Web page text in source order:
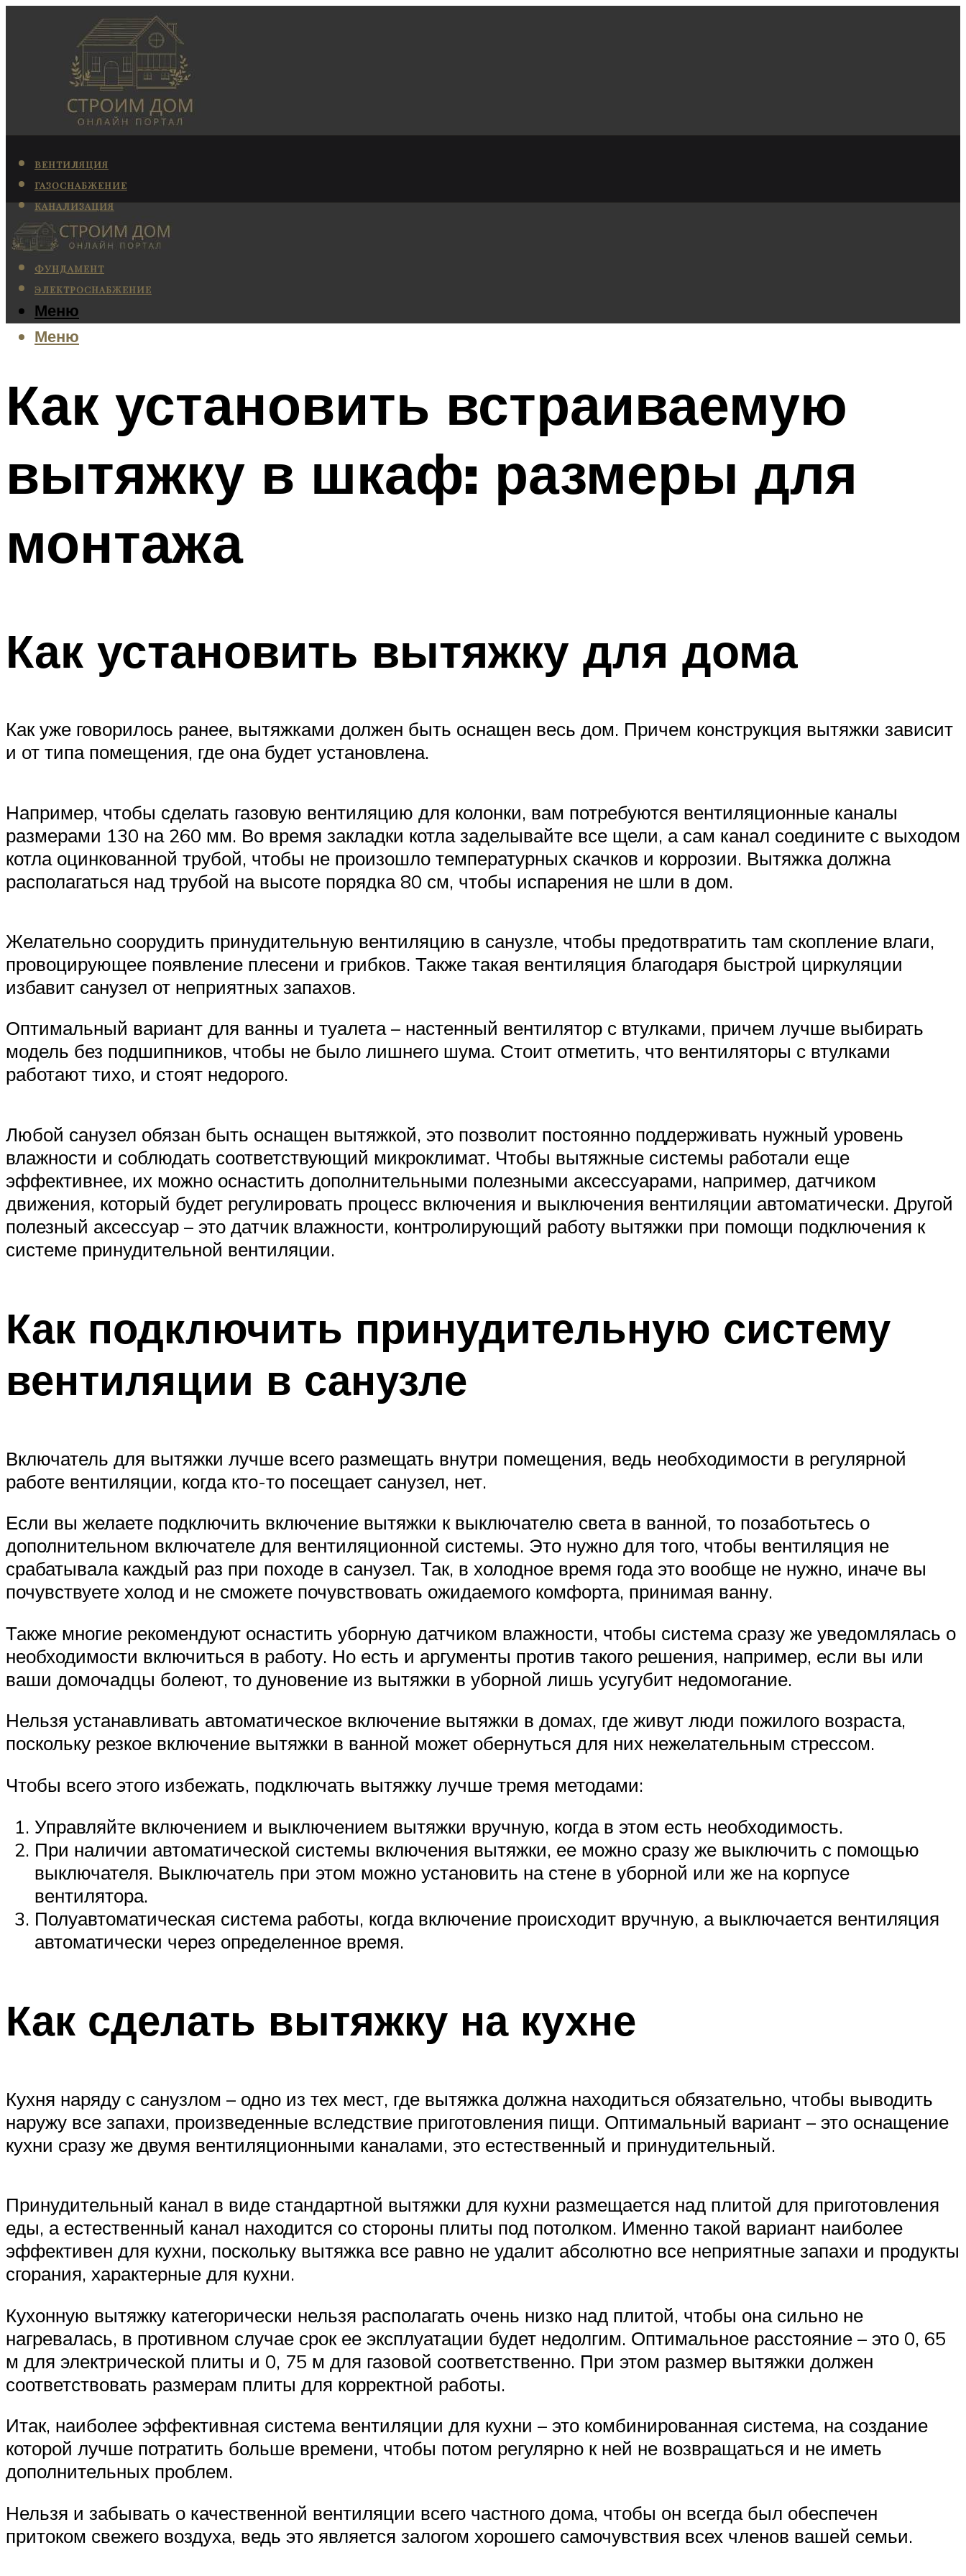
ВЕНТИЛЯЦИЯ
ГАЗОСНАБЖЕНИЕ
КАНАЛИЗАЦИЯ
КОНДИЦИОНИРОВАНИЕ
ОТОПЛЕНИЕ
ФУНДАМЕНТ
ЭЛЕКТРОСНАБЖЕНИЕ
Меню
Меню
Как установить встраиваемую
вытяжку в шкаф: размеры для
монтажа
Как установить вытяжку для дома
Как уже говорилось ранее, вытяжками должен быть оснащен весь дом. Причем конструкция вытяжки зависит
и от типа помещения, где она будет установлена.
Например, чтобы сделать газовую вентиляцию для колонки, вам потребуются вентиляционные каналы
размерами 130 на 260 мм. Во время закладки котла заделывайте все щели, а сам канал соедините с выходом
котла оцинкованной трубой, чтобы не произошло температурных скачков и коррозии. Вытяжка должна
располагаться над трубой на высоте порядка 80 см, чтобы испарения не шли в дом.
Желательно соорудить принудительную вентиляцию в санузле, чтобы предотвратить там скопление влаги,
провоцирующее появление плесени и грибков. Также такая вентиляция благодаря быстрой циркуляции
избавит санузел от неприятных запахов.
Оптимальный вариант для ванны и туалета – настенный вентилятор с втулками, причем лучше выбирать
модель без подшипников, чтобы не было лишнего шума. Стоит отметить, что вентиляторы с втулками
работают тихо, и стоят недорого.
Любой санузел обязан быть оснащен вытяжкой, это позволит постоянно поддерживать нужный уровень
влажности и соблюдать соответствующий микроклимат. Чтобы вытяжные системы работали еще
эффективнее, их можно оснастить дополнительными полезными аксессуарами, например, датчиком
движения, который будет регулировать процесс включения и выключения вентиляции автоматически. Другой
полезный аксессуар – это датчик влажности, контролирующий работу вытяжки при помощи подключения к
системе принудительной вентиляции.
Как подключить принудительную систему
вентиляции в санузле
Включатель для вытяжки лучше всего размещать внутри помещения, ведь необходимости в регулярной
работе вентиляции, когда кто-то посещает санузел, нет.
Если вы желаете подключить включение вытяжки к выключателю света в ванной, то позаботьтесь о
дополнительном включателе для вентиляционной системы. Это нужно для того, чтобы вентиляция не
срабатывала каждый раз при походе в санузел. Так, в холодное время года это вообще не нужно, иначе вы
почувствуете холод и не сможете почувствовать ожидаемого комфорта, принимая ванну.
Также многие рекомендуют оснастить уборную датчиком влажности, чтобы система сразу же уведомлялась о
необходимости включиться в работу. Но есть и аргументы против такого решения, например, если вы или
ваши домочадцы болеют, то дуновение из вытяжки в уборной лишь усугубит недомогание.
Нельзя устанавливать автоматическое включение вытяжки в домах, где живут люди пожилого возраста,
поскольку резкое включение вытяжки в ванной может обернуться для них нежелательным стрессом.
Чтобы всего этого избежать, подключать вытяжку лучше тремя методами:
Управляйте включением и выключением вытяжки вручную, когда в этом есть необходимость.
При наличии автоматической системы включения вытяжки, ее можно сразу же выключить с помощью
выключателя. Выключатель при этом можно установить на стене в уборной или же на корпусе
вентилятора.
Полуавтоматическая система работы, когда включение происходит вручную, а выключается вентиляция
автоматически через определенное время.
Как сделать вытяжку на кухне
Кухня наряду с санузлом – одно из тех мест, где вытяжка должна находиться обязательно, чтобы выводить
наружу все запахи, произведенные вследствие приготовления пищи. Оптимальный вариант – это оснащение
кухни сразу же двумя вентиляционными каналами, это естественный и принудительный.
Принудительный канал в виде стандартной вытяжки для кухни размещается над плитой для приготовления
еды, а естественный канал находится со стороны плиты под потолком. Именно такой вариант наиболее
эффективен для кухни, поскольку вытяжка все равно не удалит абсолютно все неприятные запахи и продукты
сгорания, характерные для кухни.
Кухонную вытяжку категорически нельзя располагать очень низко над плитой, чтобы она сильно не
нагревалась, в противном случае срок ее эксплуатации будет недолгим. Оптимальное расстояние – это 0, 65
м для электрической плиты и 0, 75 м для газовой соответственно. При этом размер вытяжки должен
соответствовать размерам плиты для корректной работы.
Итак, наиболее эффективная система вентиляции для кухни – это комбинированная система, на создание
которой лучше потратить больше времени, чтобы потом регулярно к ней не возвращаться и не иметь
дополнительных проблем.
Нельзя и забывать о качественной вентиляции всего частного дома, чтобы он всегда был обеспечен
притоком свежего воздуха, ведь это является залогом хорошего самочувствия всех членов вашей семьи.